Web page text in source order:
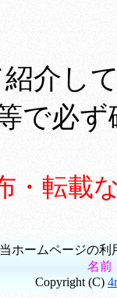
介し
で必
・転載
ホームページの利
名前
Copyright (C)